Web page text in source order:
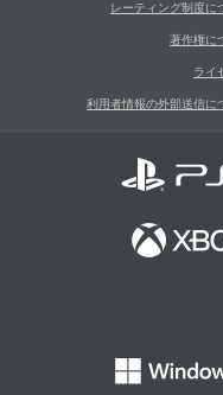
レーティング制度に
著作権に
ライ
利用者情報の外部送信に